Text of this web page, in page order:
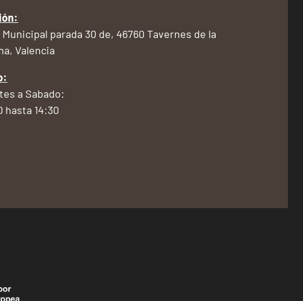
parada 30 de, 46760 Tavernes de la
Valencia
a Sabado:
hasta 14:30